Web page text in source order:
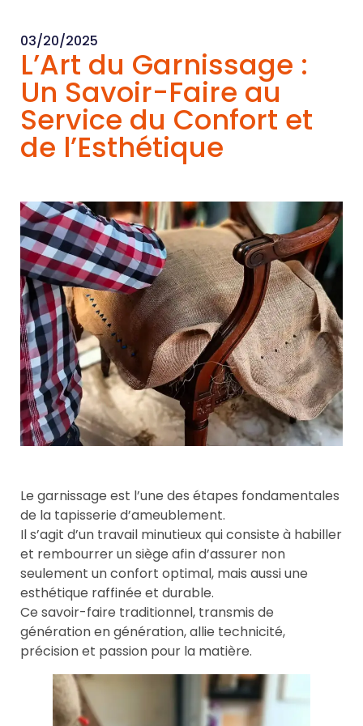
03/20/2025
L’Art du Garnissage :
Un Savoir-Faire au
Service du Confort et
de l’Esthétique
Le garnissage est l’une des étapes fondamentales
de la tapisserie d’ameublement.
Il s’agit d’un travail minutieux qui consiste à habiller
et rembourrer un siège afin d’assurer non
seulement un confort optimal, mais aussi une
esthétique raffinée et durable.
Ce savoir-faire traditionnel, transmis de
génération en génération, allie technicité,
précision et passion pour la matière.